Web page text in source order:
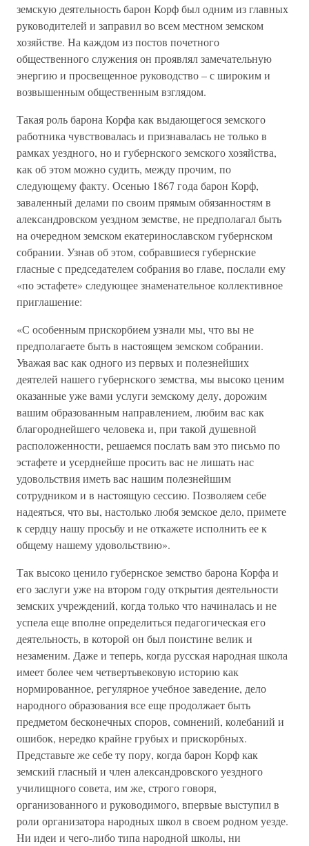
земскую деятельность барон Корф был одним из главных
руководителей и заправил во всем местном земском
хозяйстве. На каждом из постов почетного
общественного служения он проявлял замечательную
энергию и просвещенное руководство – с широким и
возвышенным общественным взглядом.
Такая роль барона Корфа как выдающегося земского
работника чувствовалась и признавалась не только в
рамках уездного, но и губернского земского хозяйства,
как об этом можно судить, между прочим, по
следующему факту. Осенью 1867 года барон Корф,
заваленный делами по своим прямым обязанностям в
александровском уездном земстве, не предполагал быть
на очередном земском екатеринославском губернском
собрании. Узнав об этом, собравшиеся губернские
гласные с председателем собрания во главе, послали ему
«по эстафете» следующее знаменательное коллективное
приглашение:
«С особенным прискорбием узнали мы, что вы не
предполагаете быть в настоящем земском собрании.
Уважая вас как одного из первых и полезнейших
деятелей нашего губернского земства, мы высоко ценим
оказанные уже вами услуги земскому делу, дорожим
вашим образованным направлением, любим вас как
благороднейшего человека и, при такой душевной
расположенности, решаемся послать вам это письмо по
эстафете и усерднейше просить вас не лишать нас
удовольствия иметь вас нашим полезнейшим
сотрудником и в настоящую сессию. Позволяем себе
надеяться, что вы, настолько любя земское дело, примете
к сердцу нашу просьбу и не откажете исполнить ее к
общему нашему удовольствию».
Так высоко ценило губернское земство барона Корфа и
его заслуги уже на втором году открытия деятельности
земских учреждений, когда только что начиналась и не
успела еще вполне определиться педагогическая его
деятельность, в которой он был поистине велик и
незаменим. Даже и теперь, когда русская народная школа
имеет более чем четвертьвековую историю как
нормированное, регулярное учебное заведение, дело
народного образования все еще продолжает быть
предметом бесконечных споров, сомнений, колебаний и
ошибок, нередко крайне грубых и прискорбных.
Представьте же себе ту пору, когда барон Корф как
земский гласный и член александровского уездного
училищного совета, им же, строго говоря,
организованного и руководимого, впервые выступил в
роли организатора народных школ в своем родном уезде.
Ни идеи и чего-либо типа народной школы, ни